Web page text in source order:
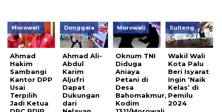
Morowali
Ahmad
Hakim
Sambangi
Kantor DPP
Usai
Terpilih
Jadi Ketua
Donggala
Ahmad Ali-
Abdul
Karim
Aljufri
Dapat
Dukungan
dari
Morowali
Oknum TNI
Diduga
Aniaya
Petani di
Desa
Bahomakmur,
Kodim
Sulteng
Wakil Wali
Kota Palu
Beri Isyarat
Ingin ‘Naik
Kelas’ di
Pemilu
2024